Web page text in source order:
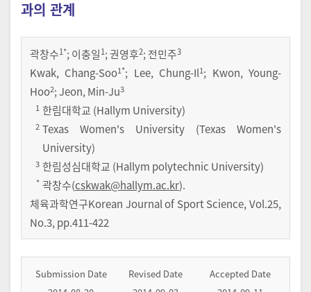
과의 관계
곽창수1*;이충일1;권영후2;전민주3
Kwak, Chang-Soo1*; Lee, Chung-Il1; Kwon, Young-
Hoo2; Jeon, Min-Ju3
1 한림대학교 (Hallym University)
2 Texas Women's University (Texas Women's
University)
3 한림성심대학교 (Hallym polytechnic University)
* 곽창수(cskwak@hallym.ac.kr).
체육과학연구Korean Journal of Sport Science,Vol.25,
No.3,pp.411-422
Submission Date
Revised Date
Accepted Date